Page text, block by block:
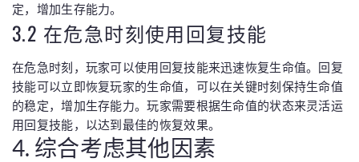
定，增加生存能力。
3.2 在危急时刻使用回复技能
在危急时刻，玩家可以使用回复技能来迅速恢复生命值。回复
技能可以立即恢复玩家的生命值，可以在关键时刻保持生命值
的稳定，增加生存能力。玩家需要根据生命值的状态来灵活运
用回复技能，以达到最佳的恢复效果。
4. 综合考虑其他因素